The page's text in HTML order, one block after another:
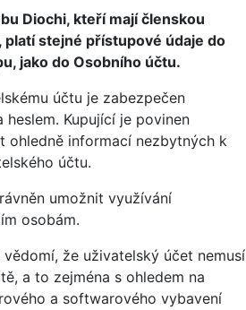
Diochi, kteří mají členskou
platí stejné přístupové údaje do
jako do Osobního účtu.
účtu je zabezpečen
heslem. Kupující je povinen
ohledně informací nezbytných k
účtu.
umožnit využívání
osobám.
že uživatelský účet nemusí
a to zejména s ohledem na
a softwarového vybavení